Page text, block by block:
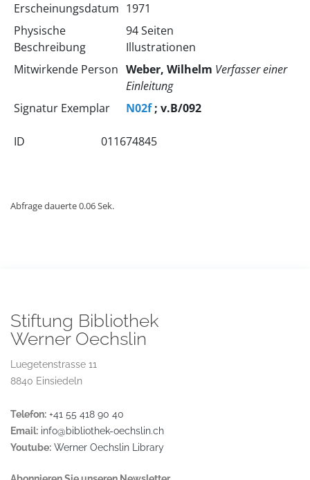
Erscheinungsdatum 1971
Physische
Beschreibung
94 Seiten
Illustrationen
Mitwirkende Person Weber, Wilhelm Verfasser einer
Einleitung
Signatur Exemplar
N02f; v.B/092
ID 011674845
Abfrage dauerte 0.06 Sek.
Stiftung Bibliothek
Werner Oechslin
Luegetenstrasse 11
8840 Einsiedeln
Telefon: +41 55 418 90 40
Email: info@bibliothek-oechslin.ch
Youtube: Werner Oechslin Library